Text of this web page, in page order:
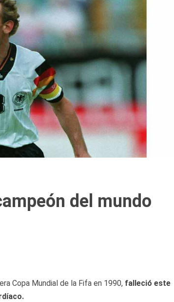
del mundo
Copa Mundial de la Fifa en 1990, falleció este